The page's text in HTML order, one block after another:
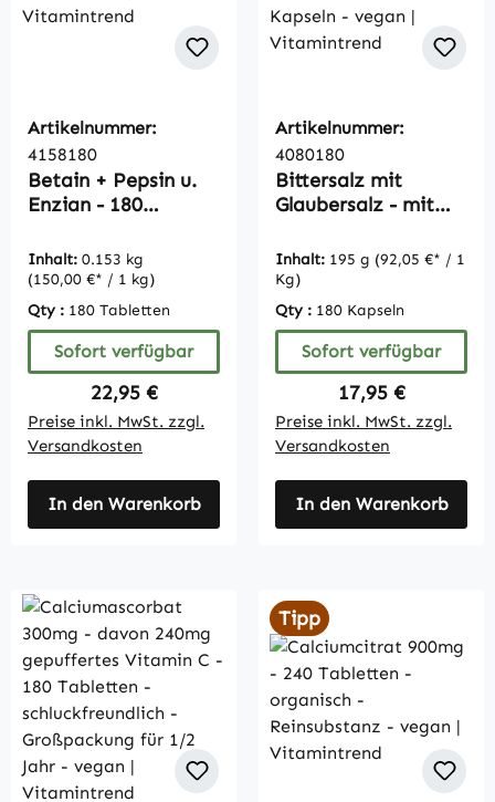
Artikelnummer:
4158180
Betain + Pepsin u.
Enzian - 180
hochdosiert |
Vitamintrend
Inhalt: 0.153 kg
(150,00 €* / 1 kg)
Qty : 180 Tabletten
Sofort verfügbar
Regulärer Preis:
22,95 €
Preise inkl. MwSt. zzgl.
Versandkosten
In den Warenkorb
Artikelnummer:
4080180
Bittersalz mit
Glaubersalz - mit
und Natriumsulfat -
180 Kapseln - vegan
| Vitamintrend
Inhalt: 195 g (92,05 €* / 1
Kg)
Qty : 180 Kapseln
Sofort verfügbar
Regulärer Preis:
17,95 €
Preise inkl. MwSt. zzgl.
Versandkosten
In den Warenkorb
Tipp